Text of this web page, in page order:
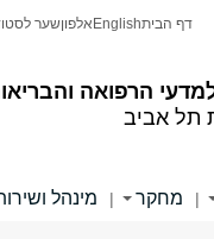
הרפואה
תל אביב
דף הביתEnglish אלפוןשער
| מחקר | מינהל